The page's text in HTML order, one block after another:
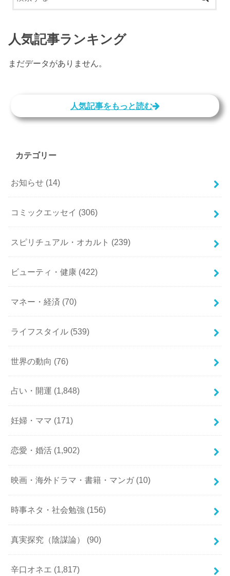
人気記事ランキング
まだデータがありません。
人気記事をもっと読む
カテゴリー
お知らせ (14)
コミックエッセイ (306)
スピリチュアル・オカルト (239)
ビューティ・健康 (422)
マネー・経済 (70)
ライフスタイル (539)
世界の動向 (76)
占い・開運 (1,848)
妊婦・ママ (171)
恋愛・婚活 (1,902)
映画・海外ドラマ・書籍・マンガ (10)
時事ネタ・社会勉強 (156)
真実探究（陰謀論） (90)
辛口オネエ (1,817)